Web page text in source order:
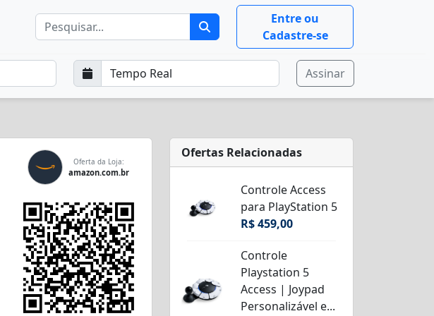
Entre ou
Cadastre-se
Assinar
Oferta da Loja:
amazon.com.br
Ofertas Relacionadas
Controle Access
para PlayStation 5
R$ 459,00
Controle
Playstation 5
Access | Joypad
Personalizável e...